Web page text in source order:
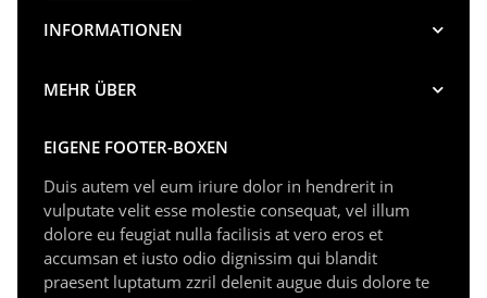
INFORMATIONEN
MEHR ÜBER
EIGENE FOOTER-BOXEN
Duis autem vel eum iriure dolor in hendrerit in
vulputate velit esse molestie consequat, vel illum
dolore eu feugiat nulla facilisis at vero eros et
accumsan et iusto odio dignissim qui blandit
praesent luptatum zzril delenit augue duis dolore te